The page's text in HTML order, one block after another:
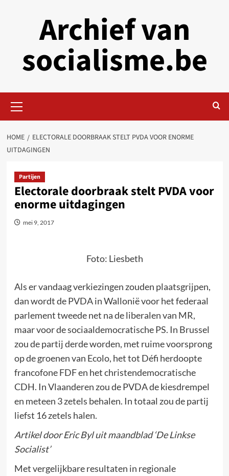
Archief van
socialisme.be
Menu
HOME
ELECTORALE DOORBRAAK STELT PVDA VOOR ENORME
UITDAGINGEN
Partijen
Electorale doorbraak stelt PVDA voor
enorme uitdagingen
mei 9, 2017
Foto: Liesbeth
Als er vandaag verkiezingen zouden plaatsgrijpen,
dan wordt de PVDA in Wallonië voor het federaal
parlement tweede net na de liberalen van MR,
maar voor de sociaaldemocratische PS. In Brussel
zou de partij derde worden, met ruime voorsprong
op de groenen van Ecolo, het tot Défi herdoopte
francofone FDF en het christendemocratische
CDH. In Vlaanderen zou de PVDA de kiesdrempel
en meteen 3 zetels behalen. In totaal zou de partij
liefst 16 zetels halen.
Artikel door Eric Byl uit maandblad ‘De Linkse
Socialist’
Met vergelijkbare resultaten in regionale